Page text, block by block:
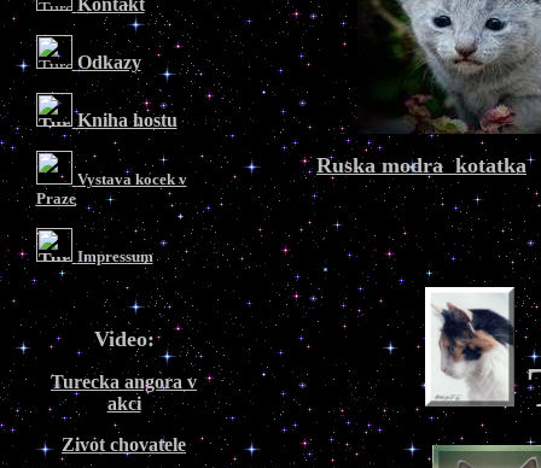
Kontakt
Odkazy
Kniha hostu
Vystava kocek v
Praze
Impressum
Video:
Turecka angora v
akci
Zivot chovatele
Ruska modra kotatka